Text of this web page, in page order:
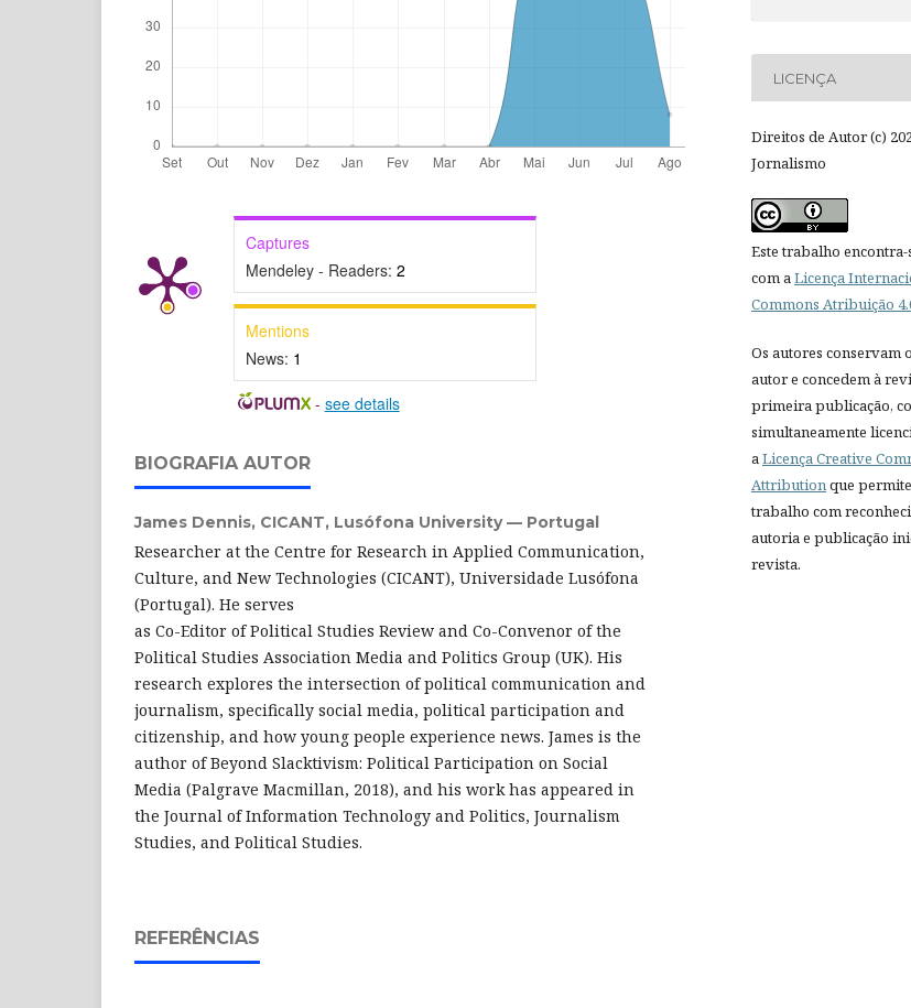
Captures
Mendeley - Readers: 2
Mentions
News: 1
- see details
BIOGRAFIA AUTOR
James Dennis, CICANT, Lusófona University — Portugal
Researcher at the Centre for Research in Applied Communication,
Culture, and New Technologies (CICANT), Universidade Lusófona
(Portugal). He serves
as Co-Editor of Political Studies Review and Co-Convenor of the
Political Studies Association Media and Politics Group (UK). His
research explores the intersection of political communication and
journalism, specifically social media, political participation and
citizenship, and how young people experience news. James is the
author of Beyond Slacktivism: Political Participation on Social
Media (Palgrave Macmillan, 2018), and his work has appeared in
the Journal of Information Technology and Politics, Journalism
Studies, and Political Studies.
REFERÊNCIAS
LICENÇA
Direitos de Autor (c)
Jornalismo
Este trabalho
com aLicença
Commons Atribuição
Os autores conservam
autor e concedem à
primeira publicação,
simultaneamente
aLicença Creative
Attributionque
trabalho com
autoria e publicação
revista.